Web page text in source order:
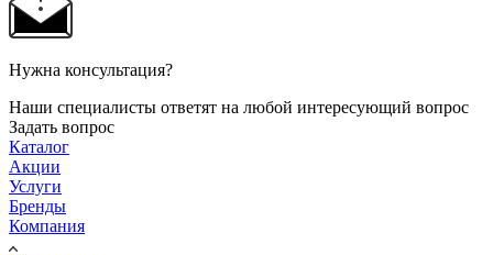
Нужна консультация?
Наши специалисты ответят на любой интересующий вопрос
Задать вопрос
Каталог
Акции
Услуги
Бренды
Компания